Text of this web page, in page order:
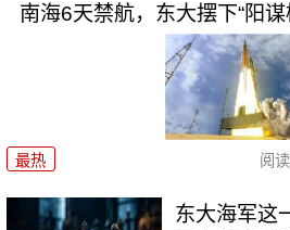
南海6天禁航，东大摆下“阳谋
最热 阅读
东大海军这